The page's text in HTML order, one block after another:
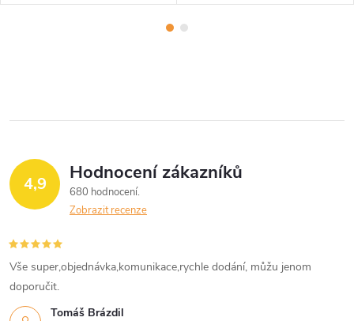
4,9 Hodnocení zákazníků
680 hodnocení
Zobrazit recenze
Tomáš Brázdil
Vše super,objednávka,komunikace,rychle dodání, můžu jenom
doporučit.